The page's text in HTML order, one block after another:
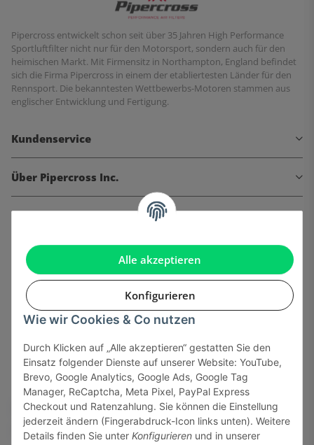
Alle akzeptieren
Konfigurieren
Wie wir Cookies & Co nutzen
Durch Klicken auf „Alle akzeptieren“ gestatten Sie den
Einsatz folgender Dienste auf unserer Website: YouTube,
Brevo, Google Analytics, Google Ads, Google Tag
Manager, ReCaptcha, Meta Pixel, PayPal Express
Checkout und Ratenzahlung. Sie können die Einstellung
jederzeit ändern (Fingerabdruck-Icon links unten). Weitere
Details finden Sie unter Konfigurieren und in unserer
Pipercross entwickelt schon seit über 35 Jahren High Performance
Sportluftfilter nicht nur für den Motorsport, sondern auch für den
heimischen Markt. Mit Firmensitz in Northampton, England befindet
sich die Firma Pipercross in einem der etabliertesten Länder für den
Rennsport. Die bekanntesten Wettbewerbs-Motoren stammen aus
englischer Entwicklung und Fertigung.
Kundenservice
Über Pipercross Inc.
Informationen
Gesetzliche Informationen
Sicher bezahlen via: